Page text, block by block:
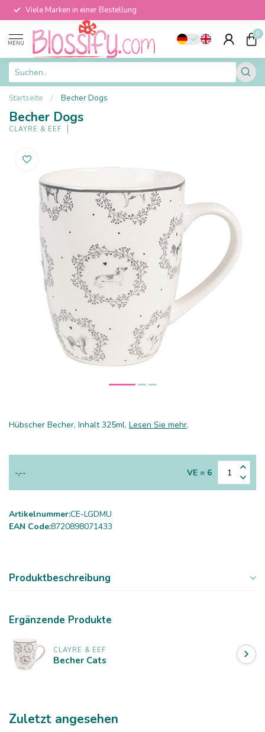
Viele Marken in einer Bestellung
MENU
0
Startseite / Becher Dogs
Becher Dogs
CLAYRE & EEF
Hübscher Becher, Inhalt 325ml. Lesen Sie mehr.
-,-- VE = 6
Artikelnummer:CE-LGDMU
EAN Code:8720898071433
Produktbeschreibung
Ergänzende Produkte
CLAYRE & EEF
Becher Cats
Zuletzt angesehen